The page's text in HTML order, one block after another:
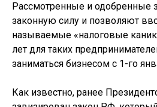
Рассмотренные и одобренные
законную силу и позволяют
называемые «налоговые
лет для таких
заниматься бизнесом с 1-го
Как известно, ранее